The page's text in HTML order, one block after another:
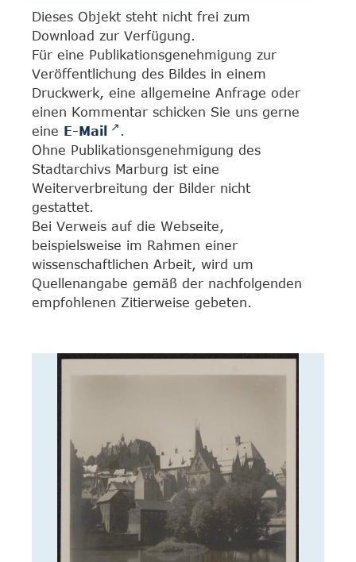
Dieses Objekt steht nicht frei zum
Download zur Verfügung.
Für eine Publikationsgenehmigung zur
Veröffentlichung des Bildes in einem
Druckwerk, eine allgemeine Anfrage oder
einen Kommentar schicken Sie uns gerne
eine E-Mail
.
Ohne Publikationsgenehmigung des
Stadtarchivs Marburg ist eine
Weiterverbreitung der Bilder nicht
gestattet.
Bei Verweis auf die Webseite,
beispielsweise im Rahmen einer
wissenschaftlichen Arbeit, wird um
Quellenangabe gemäß der nachfolgenden
empfohlenen Zitierweise gebeten.